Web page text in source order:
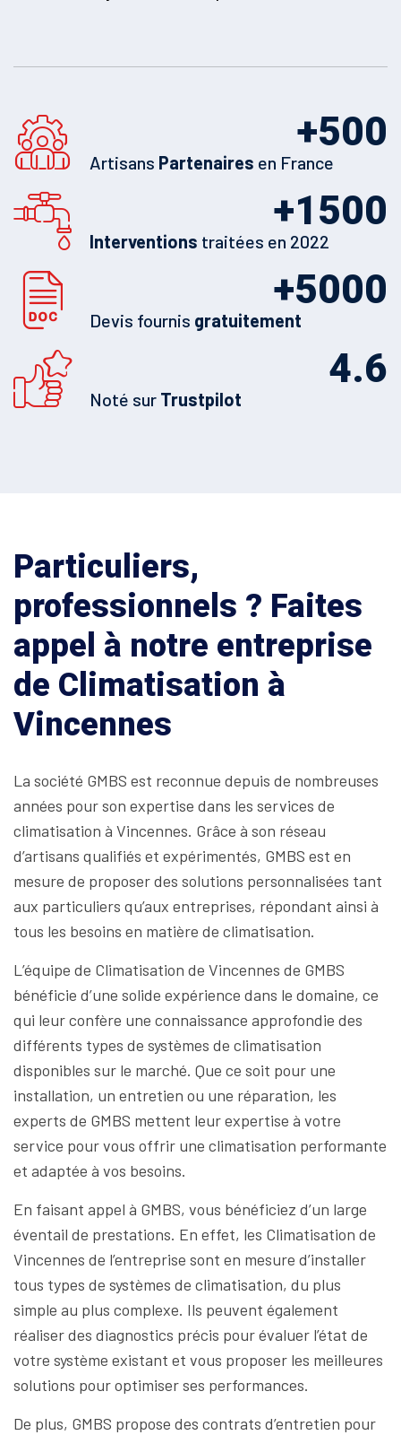
500
+
Artisans Partenaires en France
1500
+
Interventions traitées en 2022
5000
+
Devis fournis gratuitement
4.6
Noté sur Trustpilot
Particuliers,
professionnels ? Faites
appel à notre entreprise
de Climatisation à
Vincennes
La société GMBS est reconnue depuis de nombreuses
années pour son expertise dans les services de
climatisation à Vincennes. Grâce à son réseau
d’artisans qualifiés et expérimentés, GMBS est en
mesure de proposer des solutions personnalisées tant
aux particuliers qu’aux entreprises, répondant ainsi à
tous les besoins en matière de climatisation.
L’équipe de Climatisation de Vincennes de GMBS
bénéficie d’une solide expérience dans le domaine, ce
qui leur confère une connaissance approfondie des
différents types de systèmes de climatisation
disponibles sur le marché. Que ce soit pour une
installation, un entretien ou une réparation, les
experts de GMBS mettent leur expertise à votre
service pour vous offrir une climatisation performante
et adaptée à vos besoins.
En faisant appel à GMBS, vous bénéficiez d’un large
éventail de prestations. En effet, les Climatisation de
Vincennes de l’entreprise sont en mesure d’installer
tous types de systèmes de climatisation, du plus
simple au plus complexe. Ils peuvent également
réaliser des diagnostics précis pour évaluer l’état de
votre système existant et vous proposer les meilleures
solutions pour optimiser ses performances.
De plus, GMBS propose des contrats d’entretien pour